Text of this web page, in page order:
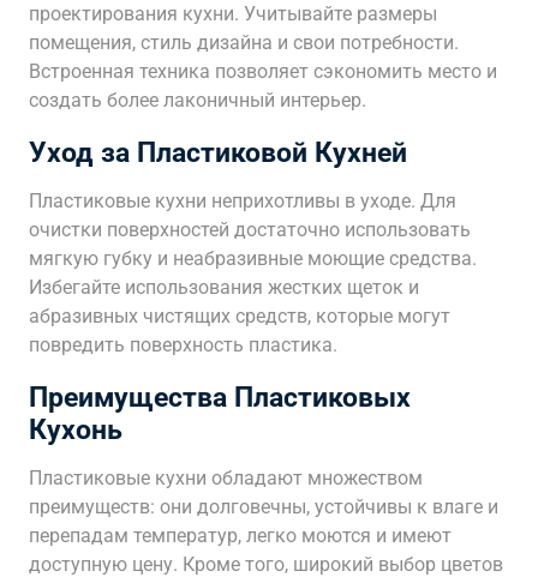
проектирования кухни. Учитывайте размеры
помещения, стиль дизайна и свои потребности.
Встроенная техника позволяет сэкономить место и
создать более лаконичный интерьер.
Уход за Пластиковой Кухней
Пластиковые кухни неприхотливы в уходе. Для
очистки поверхностей достаточно использовать
мягкую губку и неабразивные моющие средства.
Избегайте использования жестких щеток и
абразивных чистящих средств, которые могут
повредить поверхность пластика.
Преимущества Пластиковых
Кухонь
Пластиковые кухни обладают множеством
преимуществ: они долговечны, устойчивы к влаге и
перепадам температур, легко моются и имеют
доступную цену. Кроме того, широкий выбор цветов